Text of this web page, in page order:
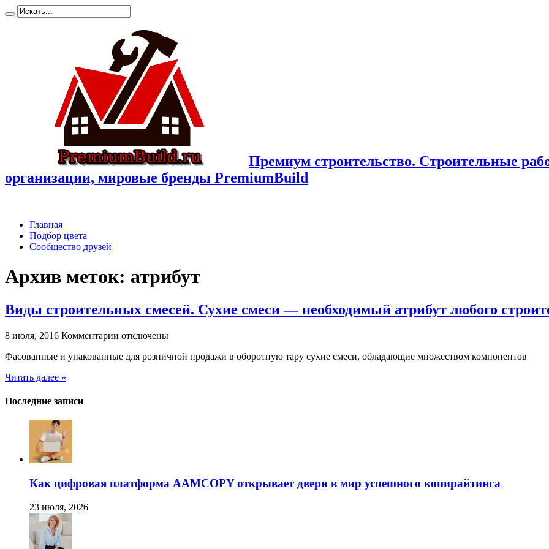
Премиум cтроительство. Cтроительные
организации, мировые бренды PremiumBuild
Главная
Подбор цвета
Сообщество друзей
Архив меток: атрибут
Виды строительных смесей. Сухие смеси — необходимый атрибут любого
8 июля, 2016 Комментарии к
Виды
ремонта
отключены
Фасованные и упакованные для розничной продажи в оборотную тару сухие смеси, обладающие множеством компонентов
Читать далее »
Последние записи
Как цифровая платформа AAMCOPY открывает двери в мир успешного копирайтинга
23 июля, 2026